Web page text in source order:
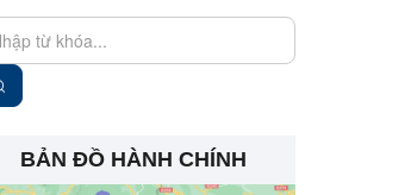
BẢN ĐỒ HÀNH CHÍNH